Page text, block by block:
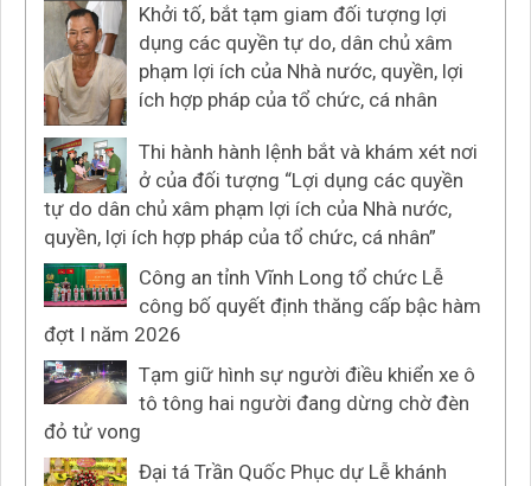
Khởi tố, bắt tạm giam đối tượng lợi
dụng các quyền tự do, dân chủ xâm
phạm lợi ích của Nhà nước, quyền, lợi
ích hợp pháp của tổ chức, cá nhân
Thi hành hành lệnh bắt và khám xét nơi
ở của đối tượng “Lợi dụng các quyền
tự do dân chủ xâm phạm lợi ích của Nhà nước,
quyền, lợi ích hợp pháp của tổ chức, cá nhân”
Công an tỉnh Vĩnh Long tổ chức Lễ
công bố quyết định thăng cấp bậc hàm
đợt I năm 2026
Tạm giữ hình sự người điều khiển xe ô
tô tông hai người đang dừng chờ đèn
đỏ tử vong
Đại tá Trần Quốc Phục dự Lễ khánh